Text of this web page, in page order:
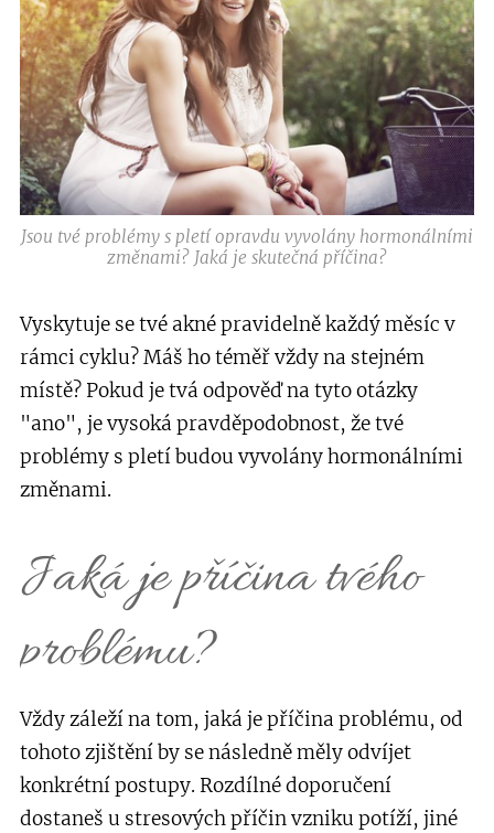
Jsou tvé problémy s pletí opravdu vyvolány hormonálními
změnami? Jaká je skutečná příčina?
Vyskytuje se tvé akné pravidelně každý měsíc v
rámci cyklu? Máš ho téměř vždy na stejném
místě? Pokud je tvá odpověď na tyto otázky
"ano", je vysoká pravděpodobnost, že tvé
problémy s pletí budou vyvolány hormonálními
změnami.
Jaká je příčina tvého
problému?
Vždy záleží na tom, jaká je příčina problému, od
tohoto zjištění by se následně měly odvíjet
konkrétní postupy. Rozdílné doporučení
dostaneš u stresových příčin vzniku potíží, jiné